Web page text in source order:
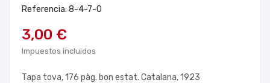
Referencia: 8-4-7-0
3,00 €
Impuestos incluidos
Tapa tova, 176 pàg. bon estat. Catalana, 1923